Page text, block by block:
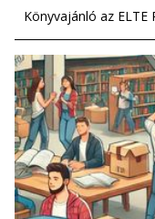
Könyvajánló az ELTE